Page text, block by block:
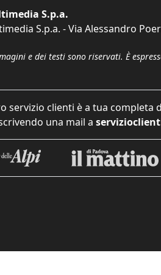
S.p.a.
S.p.a. - Via Alessandro
e dei testi sono riservati. È
servizio clienti è a tua completa
una mail a